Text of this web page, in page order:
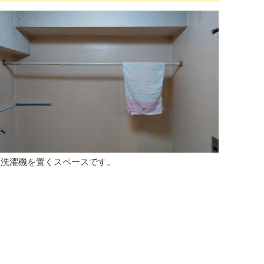
濯機を置くスペースです。